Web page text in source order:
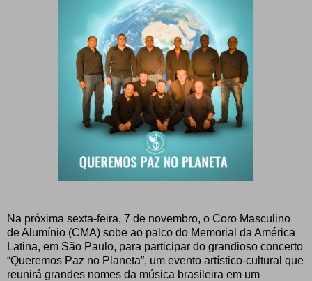
Na próxima sexta-feira, 7 de novembro, o Coro Masculino
de Alumínio (CMA) sobe ao palco do Memorial da América
Latina, em São Paulo, para participar do grandioso concerto
“Queremos Paz no Planeta”, um evento artístico-cultural que
reunirá grandes nomes da música brasileira em um